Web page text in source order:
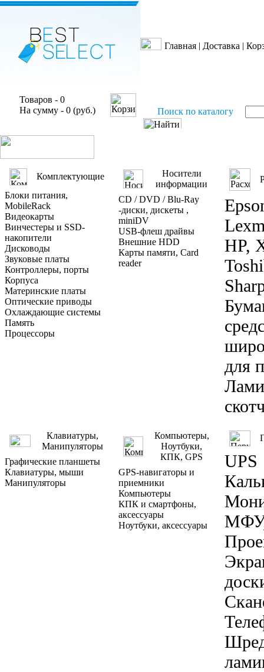
Главная | Доставка |
Товаров - 0
На сумму - 0 (руб.)
Поиск по каталогу
Комплектующие
Блоки питания,
MobileRack
Видеокарты
Винчестеры и SSD-
накопители
Дисководы
Звуковые платы
Контроллеры, порты
Корпуса
Материнские платы
Оптические приводы
Охлаждающие системы
Память
Процессоры
Носители
информации
CD / DVD / Blu-Ray
-диски, дискеты ,
miniDV
USB-флеш драйвы
Внешние HDD
Карты памяти, Card
reader
HP,
для
Клавиатуры,
Манипуляторы
Графические планшеты
Клавиатуры, мыши
Манипуляторы
Компьютеры,
Ноутбуки,
КПК, GPS
GPS-навигаторы и
приемники
Компьютеры
КПК и смартфоны,
аксессуары
Ноутбуки, аксессуары
UPS